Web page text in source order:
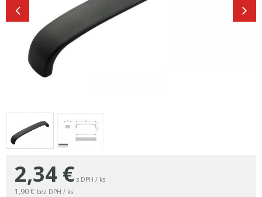
2,34 € s DPH / ks
1,90 € bez DPH / ks